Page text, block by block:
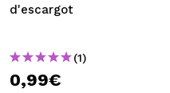
d'escargot
(1)
0,99€